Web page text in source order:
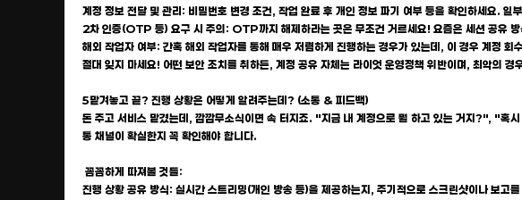
계정 정보 전달 및 관리: 비밀번호 변경 조건, 작업 완료 후 개인 정보 파기 여부 등을 확인하세요. 일
2차 인증(OTP 등) 요구 시 주의: OTP까지 해제하라는 곳은 무조건 거르세요! 요즘은 세션 공유
해외 작업자 여부: 간혹 해외 작업자를 통해 매우 저렴하게 진행하는 경우가 있는데, 이 경우 계정 회
절대 잊지 마세요! 어떤 보안 조치를 취하든, 계정 공유 자체는 라이엇 운영정책 위반이며, 최악의
5맡겨놓고 끝? 진행 상황은 어떻게 알려주는데? (소통 & 피드백)
돈 주고 서비스 맡겼는데, 깜깜무소식이면 속 터지죠. "지금 내 계정으로 뭘 하고 있는 거지?", "혹
통 채널이 확실한지 꼭 확인해야 합니다.
꼼꼼하게 따져볼 것들:
진행 상황 공유 방식: 실시간 스트리밍(개인 방송 등)을 제공하는지, 주기적으로 스크린샷이나 보고